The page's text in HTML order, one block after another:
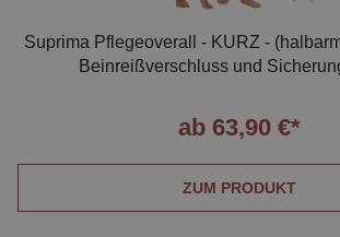
Suprima Pflegeoverall - KURZ -
Beinreißverschluss und
ab 63,90 €*
ZUM PRODUKT